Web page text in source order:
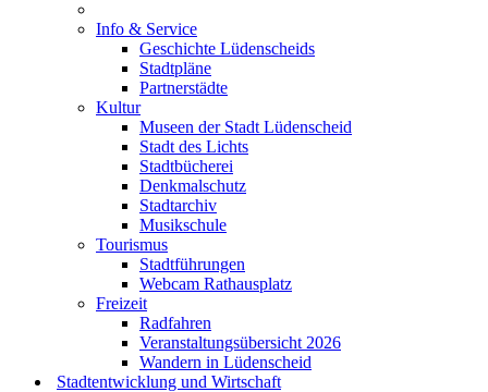
Info & Service
Geschichte Lüdenscheids
Stadtpläne
Partnerstädte
Kultur
Museen der Stadt Lüdenscheid
Stadt des Lichts
Stadtbücherei
Denkmalschutz
Stadtarchiv
Musikschule
Tourismus
Stadtführungen
Webcam Rathausplatz
Freizeit
Radfahren
Veranstaltungsübersicht 2026
Wandern in Lüdenscheid
Stadtentwicklung und Wirtschaft